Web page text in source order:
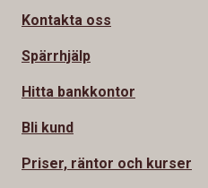
Kontakta oss
Spärrhjälp
Hitta bankkontor
Bli kund
Priser, räntor och kurser